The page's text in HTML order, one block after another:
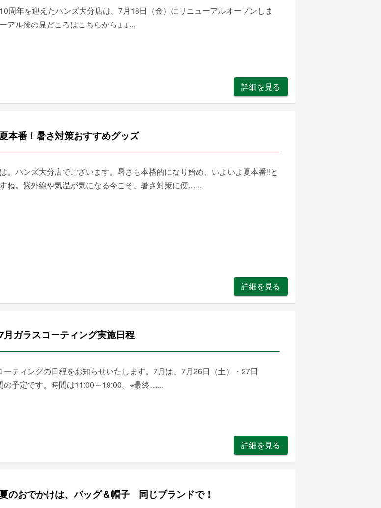
周年を迎えたハンズ大分店は、7月18日（金）にリニューアルオープンしま
アル後の見どころはこちらから↓↓...
詳細を見る
本番！暑さ対策おすすめグッズ
。ハンズ大分店でございます。暑さも本格的になり始め、いよいよ夏本番!!と
ね。紫外線や気温が気になる今こそ、暑さ対策に便…...
詳細を見る
7月ガラスコーティング実施日程
ーティングの日程をお知らせいたします。7月は、7月26日（土）・27日
の予定です。時間は11:00～19:00。※最終…...
詳細を見る
夏のおでかけは、バッグ＆帽子 同じブランドで！